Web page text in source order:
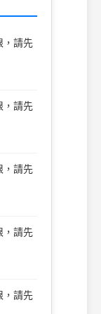
，請先
，請先
，請先
，請先
，請先